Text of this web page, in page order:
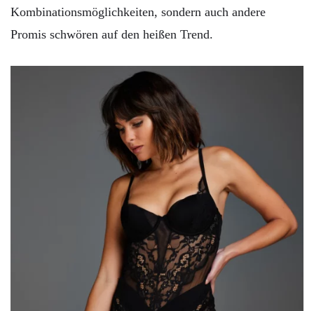
Kombinationsmöglichkeiten, sondern auch andere
Promis schwören auf den heißen Trend.